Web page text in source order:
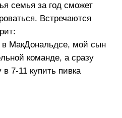
семья за год сможет
Встречаются
в МакДональдсе, мой сын
команде, а сразу
7-11 купить пивка